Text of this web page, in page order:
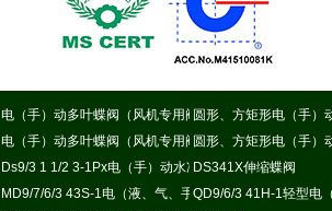
电（手）动多叶蝶阀（风机专用阀）圆形、方矩形电（手）
电（手）动多叶蝶阀（风机专用阀）圆形、方矩形电（手）
Ds9/3 1 1/2 3-1Px电（手）动水冷式超高温蝶阀
DS341X伸缩蝶阀
MD9/7/6/3 43S-1电（液、气、手）动耐磨尘气蝶阀
QD9/6/3 41H-1轻型电